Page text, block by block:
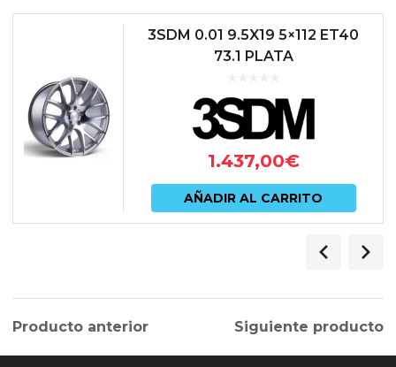
3SDM 0.01 9.5X19 5×112 ET40
73.1 PLATA
1.437,00€
AÑADIR AL CARRITO
Producto anterior Siguiente producto